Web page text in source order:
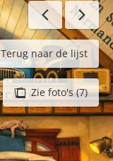
Zie foto's (7)
Terug naar de lijst